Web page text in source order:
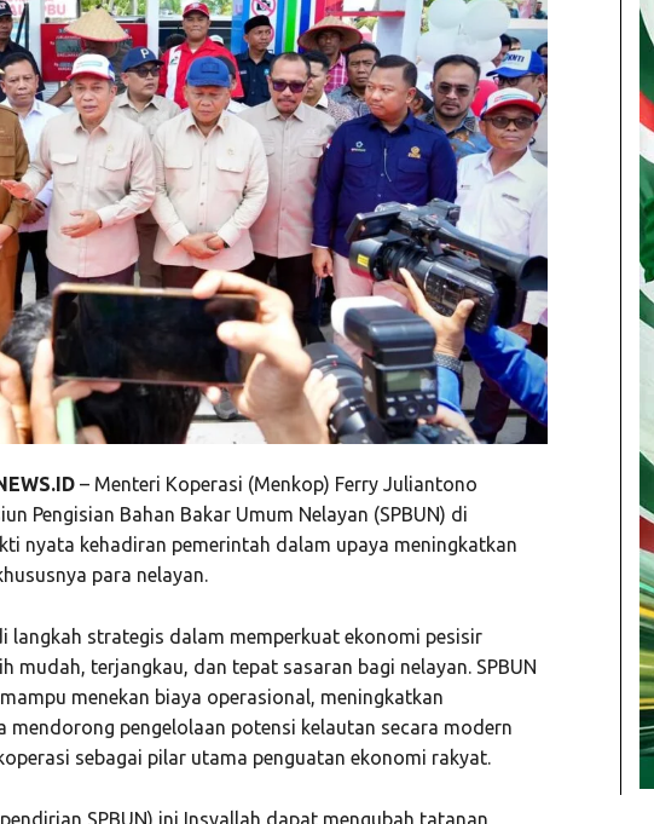
– Menteri Koperasi (Menkop) Ferry Juliantono
Pengisian Bahan Bakar Umum Nelayan (SPBUN) di
nyata kehadiran pemerintah dalam upaya meningkatkan
para nelayan.
langkah strategis dalam memperkuat ekonomi pesisir
mudah, terjangkau, dan tepat sasaran bagi nelayan. SPBUN
menekan biaya operasional, meningkatkan
mendorong pengelolaan potensi kelautan secara modern
sebagai pilar utama penguatan ekonomi rakyat.
SPBUN) ini Insyallah dapat mengubah tatanan